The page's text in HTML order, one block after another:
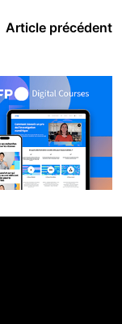
Article précédent